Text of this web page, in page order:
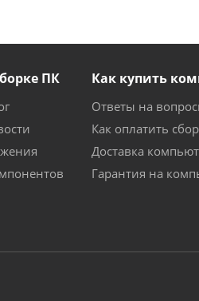
ПК Как купить
Ответы на
Как оплатить
Доставка
Гарантия на